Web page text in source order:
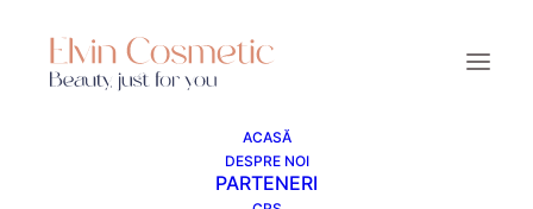
ACASĂ
DESPRE NOI
PARTENERI
Produse de curățare